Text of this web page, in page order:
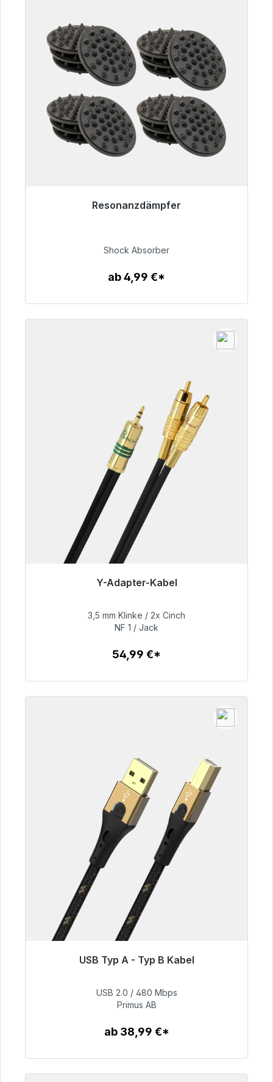
Resonanzdämpfer
54,99 €
Shock Absorber
ab 4,99 €*
Y-Adapter-Kabel
54,99 €
3,5 mm Klinke / 2x Cinch
NF 1 / Jack
54,99 €*
USB Typ A - Typ B Kabel
76,99 €
USB 2.0 / 480 Mbps
Primus AB
ab 38,99 €*